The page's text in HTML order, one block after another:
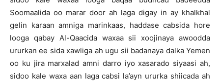
Soomaalida oo marar door ah laga digay in ay khalkhal
gelin karaan amniga marinkaas, haddase cabsida hore
looga qabay Al-Qaacida waxaa sii xoojinaya awoodda
ururkan ee sida xawliga ah ugu sii badanaya dalka Yemen
oo ku jira marxalad amni darro iyo xasarado siyaasi ah,
sidoo kale waxa aan laga cabsi la’ayn ururka shiicada ah